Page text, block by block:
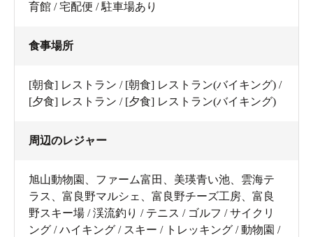
育館 / 宅配便 / 駐車場あり
食事場所
[朝食] レストラン / [朝食] レストラン(バイキング) /
[夕食] レストラン / [夕食] レストラン(バイキング)
周辺のレジャー
旭山動物園、ファーム富田、美瑛青い池、雲海テ
ラス、富良野マルシェ、富良野チーズ工房、富良
野スキー場 / 渓流釣り / テニス / ゴルフ / サイクリ
ング / ハイキング / スキー / トレッキング / 動物園 /